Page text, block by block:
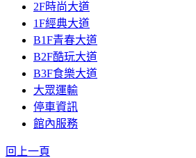
2F時尚大道
1F經典大道
B1F青春大道
B2F酷玩大道
B3F食樂大道
大眾運輸
停車資訊
館內服務
回上一頁